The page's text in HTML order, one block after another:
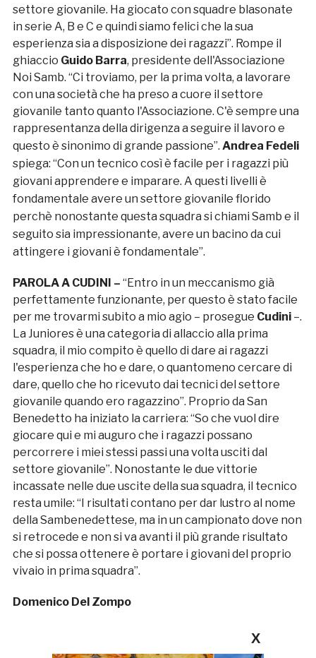
settore giovanile. Ha giocato con squadre blasonate
in serie A, B e C e quindi siamo felici che la sua
esperienza sia a disposizione dei ragazzi”. Rompe il
ghiaccio Guido Barra, presidente dell'Associazione
Noi Samb. “Ci troviamo, per la prima volta, a lavorare
con una società che ha preso a cuore il settore
giovanile tanto quanto l'Associazione. C'è sempre una
rappresentanza della dirigenza a seguire il lavoro e
questo è sinonimo di grande passione”. Andrea Fedeli
spiega: “Con un tecnico così è facile per i ragazzi più
giovani apprendere e imparare. A questi livelli è
fondamentale avere un settore giovanile florido
perchè nonostante questa squadra si chiami Samb e il
seguito sia impressionante, avere un bacino da cui
attingere i giovani è fondamentale”.
PAROLA A CUDINI – “Entro in un meccanismo già
perfettamente funzionante, per questo è stato facile
per me trovarmi subito a mio agio – prosegue Cudini –.
La Juniores è una categoria di allaccio alla prima
squadra, il mio compito è quello di dare ai ragazzi
l'esperienza che ho e dare, o quantomeno cercare di
dare, quello che ho ricevuto dai tecnici del settore
giovanile quando ero ragazzino”. Proprio da San
Benedetto ha iniziato la carriera: “So che vuol dire
giocare qui e mi auguro che i ragazzi possano
percorrere i miei stessi passi una volta usciti dal
settore giovanile”. Nonostante le due vittorie
incassate nelle due uscite della sua squadra, il tecnico
resta umile: “I risultati contano per dar lustro al nome
della Sambenedettese, ma in un campionato dove non
si retrocede e non si va avanti il più grande risultato
che si possa ottenere è portare i giovani del proprio
vivaio in prima squadra”.
Domenico Del Zompo
X